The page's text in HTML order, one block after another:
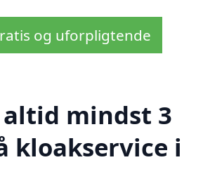
og uforpligtende
mindst 3
kloakservice i